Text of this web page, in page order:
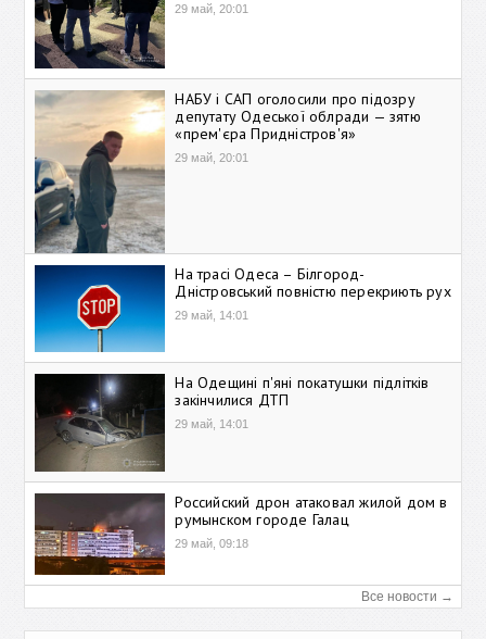
29 май, 20:01
НАБУ і САП оголосили про підозру
депутату Одеської облради — зятю
«прем'єра Придністров'я»
29 май, 20:01
На трасі Одеса – Білгород-
Дністровський повністю перекриють рух
29 май, 14:01
На Одещині п'яні покатушки підлітків
закінчилися ДТП
29 май, 14:01
Российский дрон атаковал жилой дом в
румынском городе Галац
29 май, 09:18
Все новости →